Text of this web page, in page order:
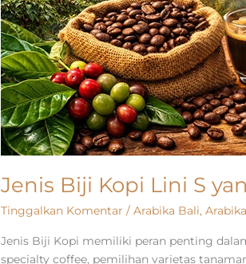
Jenis Biji Kopi Lini S
Tinggalkan Komentar /Arabika Bali,
Jenis Biji Kopi memiliki peran penting
specialty coffee, pemilihan varietas